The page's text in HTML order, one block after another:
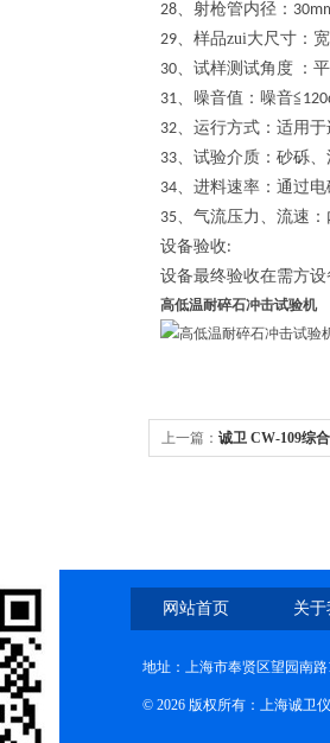
28、射枪管内径：
29、样品zui大尺寸：
30、试样测试角度 ：
31、噪音值：噪音≦
32、运行方式：适用
33、试验介质：砂砾
34、进料速率：通过
35、气流压力、流速
设备验收:
设备最终验收在需方
高低温耐碎石冲击试验机
上一篇： 诚卫 CW-109综
网站首页 关
地址：上海市奉贤区望园南路
© 2026 版权所有：上海诚卫